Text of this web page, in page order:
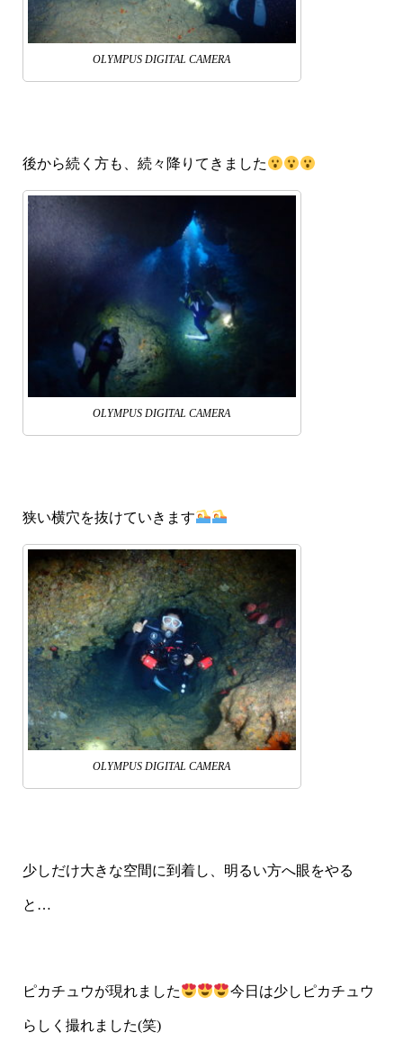
OLYMPUS DIGITAL CAMERA
後から続く方も、続々降りてきました
OLYMPUS DIGITAL CAMERA
狭い横穴を抜けていきます
OLYMPUS DIGITAL CAMERA
少しだけ大きな空間に到着し、明るい方へ眼をやる
と…
ピカチュウが現れました 今日は少しピカチュウ
らしく撮れました(笑)